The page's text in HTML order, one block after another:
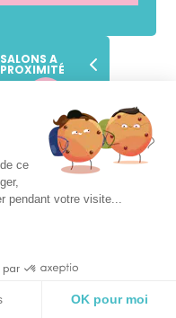
SALONS A
PROXIMITÉ
VOUS !
file d'attente
09h-19h
ce
pendant votre visite...
OK pour moi